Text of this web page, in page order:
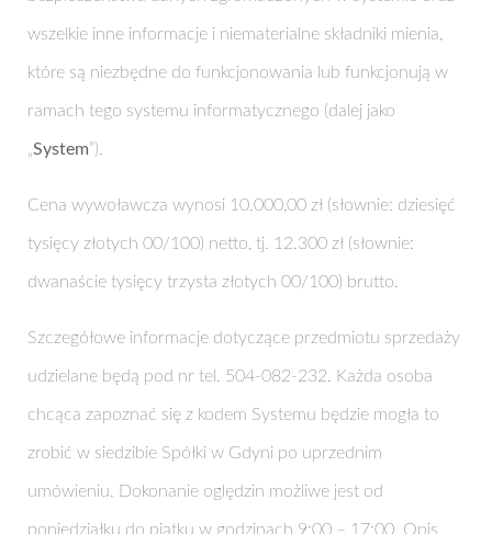
wszelkie inne informacje i niematerialne składniki mienia,
które są niezbędne do funkcjonowania lub funkcjonują w
ramach tego systemu informatycznego (dalej jako
„System”).
Cena wywoławcza wynosi 10.000,00 zł (słownie: dziesięć
tysięcy złotych 00/100) netto, tj. 12.300 zł (słownie:
dwanaście tysięcy trzysta złotych 00/100) brutto.
Szczegółowe informacje dotyczące przedmiotu sprzedaży
udzielane będą pod nr tel. 504-082-232. Każda osoba
chcąca zapoznać się z kodem Systemu będzie mogła to
zrobić w siedzibie Spółki w Gdyni po uprzednim
umówieniu. Dokonanie oględzin możliwe jest od
poniedziałku do piątku w godzinach 9:00 – 17:00. Opis